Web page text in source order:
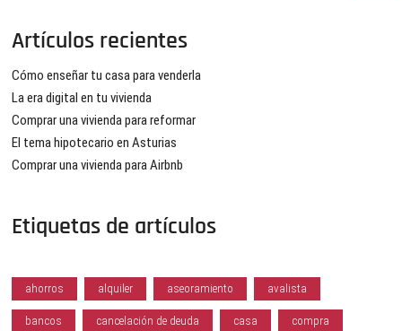
Artículos recientes
Cómo enseñar tu casa para venderla
La era digital en tu vivienda
Comprar una vivienda para reformar
El tema hipotecario en Asturias
Comprar una vivienda para Airbnb
Etiquetas de artículos
ahorros alquiler aseoramiento avalista
bancos cancelación de deuda casa compra